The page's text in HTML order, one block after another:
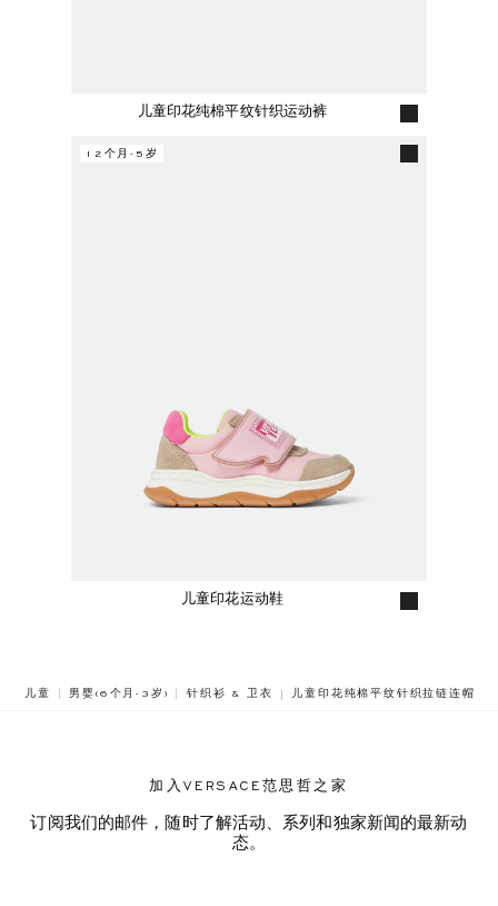
儿童印花纯棉平纹针织运动裤
儿童印花运动鞋
12个月-5岁
儿童 男婴(6个月-3岁) 针织衫 & 卫衣 儿童印花纯棉平纹针织拉链连帽衫
加入VERSACE范思哲之家
订阅我们的邮件，随时了解活动、系列和独家新闻的最新动
态。